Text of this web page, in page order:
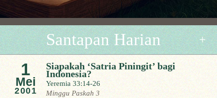
Santapan Harian
1
Mei
2001
Siapakah ‘Satria Piningit’ bagi
Indonesia?
Yeremia 33:14-26
Minggu Paskah 3